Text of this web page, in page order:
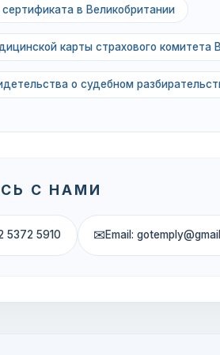
в Великобритании
карты страхового комитета
о судебном
С НАМИ
5372 5910 ✉Email: